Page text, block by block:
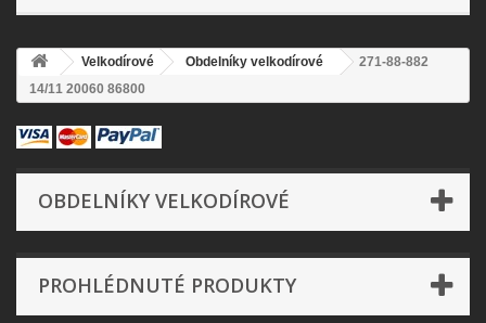
Velkodírové Obdelníky velkodírové
271-88-882
14/11 20060 86800
OBDELNÍKY VELKODÍROVÉ
PROHLÉDNUTÉ PRODUKTY